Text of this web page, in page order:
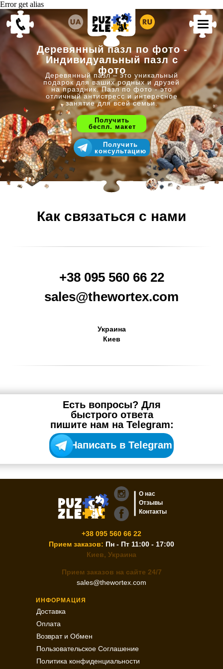
Error get alias
Деревянный пазл по фото -
Индивидуальный пазл с
фото
Деревянный пазл – это уникальный
подарок для ваших родных и друзей
на праздник. Пазл по фото - это
отличный антистресс и интересное
занятие для всей семьи.
Получить
консультацию
Получить
беспл. макет
Как связаться с нами
+38 095 560 66 22
sales@thewortex.com
Украина
Киев
Написать в Telegram
Есть вопросы? Для
быстрого ответа
пишите нам на Telegram:
ИНФОРМАЦИЯ
Доставка
Оплата
Возврат и Обмен
Пользовательское Соглашение
Политика конфиденциальности
+38 095 560 66 22
Прием заказов: Пн - Пт 11:00 - 17:00
Киев, Украина
Прием заказов на сайте 24/7
sales@thewortex.com
О нас
Отзывы
Контакты